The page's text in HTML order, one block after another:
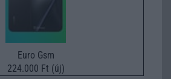
Euro Gsm
224.000 Ft (új)